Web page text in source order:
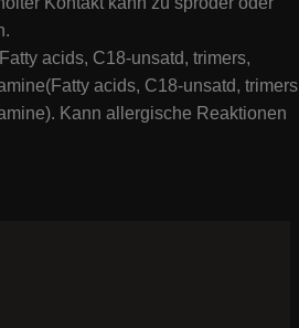
acids, C18-unsatd, trimers,
acids, C18-unsatd,
Kann allergische Reaktionen